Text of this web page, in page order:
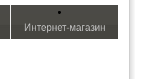
Интернет-магазин